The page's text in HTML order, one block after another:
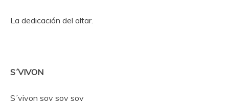
La dedicación del altar.
S´VIVON
S´vivon sov sov sov